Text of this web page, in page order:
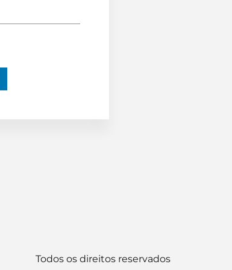
Todos os direitos reservados